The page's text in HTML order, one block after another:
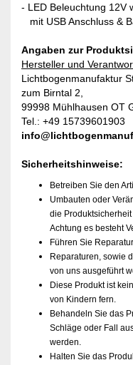
- LED Beleuchtung 12V
mit USB Anschluss &
Angaben zur
Hersteller und
Lichtbogenmanufaktur
zum Birntal 2,
99998 Mühlhausen OT
Tel.: +49 15739601903
Sicherheitshinweise:
Betreiben Sie den
Umbauten oder
die
Achtung es besteht
Führen Sie
Reparaturen, sowie
von uns ausgeführt
Diese Produkt ist
von Kindern fern.
Behandeln Sie das
Schläge oder Fall
werden.
Halten Sie das